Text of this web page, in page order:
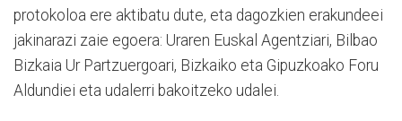
protokoloa ere aktibatu dute, eta dagozkien erakundeei
jakinarazi zaie egoera: Uraren Euskal Agentziari, Bilbao
Bizkaia Ur Partzuergoari, Bizkaiko eta Gipuzkoako Foru
Aldundiei eta udalerri bakoitzeko udalei.